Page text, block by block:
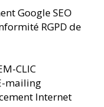
Google SEO
RGPD de
CLIC
mailing
Internet